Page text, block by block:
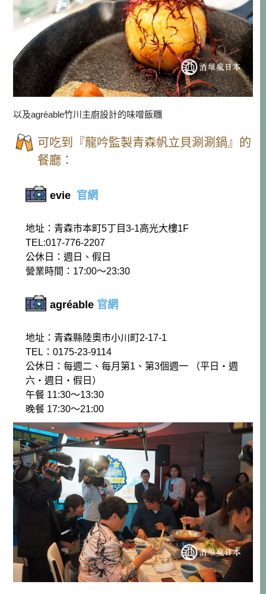
以及agréable竹川主廚設計的味噌飯糰
可吃到『龍吟監製青森帆立貝涮涮鍋』的
餐廳：
evie 官網
地址：青森市本町5丁目3-1高光大樓1F
TEL:017-776-2207
公休日：週日、假日
營業時間：17:00～23:30
agréable 官網
地址：青森縣陸奧市小川町2-17-1
TEL：0175-23-9114
公休日：每週二、每月第1、第3個週一 （平日‧週
六‧週日‧假日）
午餐 11:30～13:30
晚餐 17:30～21:00